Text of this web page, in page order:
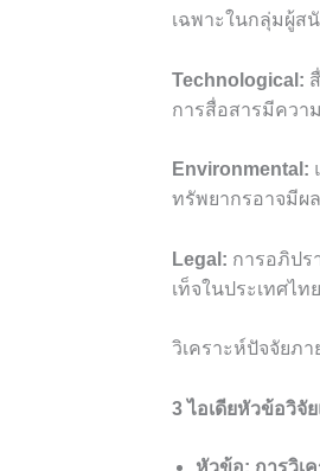
เฉพาะในกลุ่มผู้ส
Technological:
การสื่อสารมีควา
Environmental:
ทรัพยากรอาจมีผ
Legal: การอภิปร
เท็จในประเทศไ
วิเคราะห์ปัจจัยภ
3 ไอเดียหัวข้อวิจั
หัวข้อ: การวิเ